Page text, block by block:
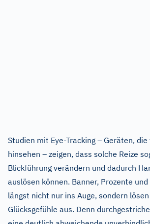
Studien mit Eye-Tracking – Geräten,
hinsehen – zeigen, dass solche Reize
Blickführung verändern und dadurch
auslösen können. Banner, Prozente
längst nicht nur ins Auge, sondern
Glücksgefühle aus. Denn